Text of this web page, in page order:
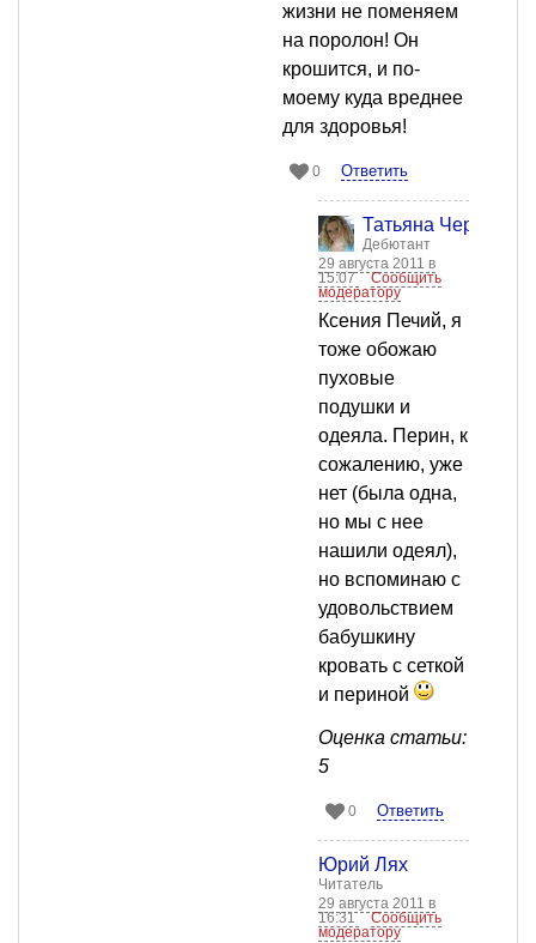
жизни не поменяем
на поролон! Он
крошится, и по-
моему куда вреднее
для здоровья!
0 Ответить
Татьяна Черных
Дебютант
29 августа 2011 в
15:07
Сообщить
модератору
Ксения Печий, я
тоже обожаю
пуховые
подушки и
одеяла. Перин, к
сожалению, уже
нет (была одна,
но мы с нее
нашили одеял),
но вспоминаю с
удовольствием
бабушкину
кровать с сеткой
и периной
Оценка статьи:
5
0 Ответить
Юрий Лях
Читатель
29 августа 2011 в
16:31
Сообщить
модератору